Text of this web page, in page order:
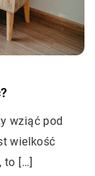
wziąć pod
wielkość
to […]